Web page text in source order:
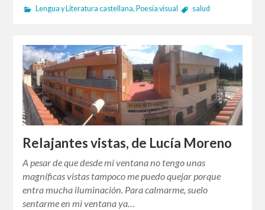
Lengua y Literatura castellana, Poesía visual salud
Relajantes vistas, de Lucía Moreno
A pesar de que desde mi ventana no tengo unas
magníficas vistas tampoco me puedo quejar porque
entra mucha iluminación. Para calmarme, suelo
sentarme en mi ventana ya…